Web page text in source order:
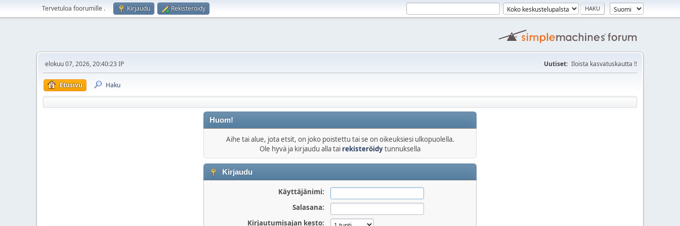
Tervetuloa foorumille . Kirjaudu Rekisteröidy
elokuu 07, 2026, 20:40:23 IP Uutiset: Iloista kasvatuskautta !!
Etusivu Haku
Huom!
Aihe tai alue, jota etsit, on joko poistettu tai se on oikeuksiesi ulkopuolella.
Ole hyvä ja kirjaudu alla tai rekisteröidytunnuksella
Kirjaudu
Käyttäjänimi:
Salasana:
Kirjautumisajan kesto: